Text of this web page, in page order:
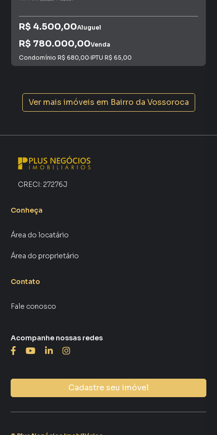
tendo como consequência uma maior chance de vender ou
time de programadores, corretores treinados e uma
proprietários e inquilinos.
R$ 4.500,00Aluguel
R$ 780.000,00Venda
Condomínio R$ 680,00·IPTU R$ 65,00
Ver mais imóveis em Bairro da Vossoroca
CRECI: 27276J
Conheça
Área do locatário
Área do proprietário
Contato
Fale conosco
Cadastre seu imóvel
Acompanhe nossas redes